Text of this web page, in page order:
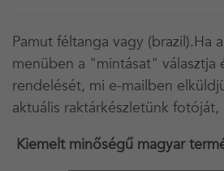
Pamut féltanga vagy (brazil).Ha
menüben a "mintásat" választja
rendelését, mi e-mailben
aktuális raktárkészletünk fotóját,
Kiemelt minőségű magyar